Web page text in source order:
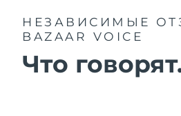
НЕЗАВИСИМЫЕ
BAZAAR VOICE
Что